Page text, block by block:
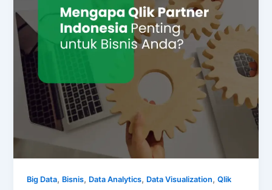
Big Data, Bisnis, Data Analytics, Data Visualization,Qlik